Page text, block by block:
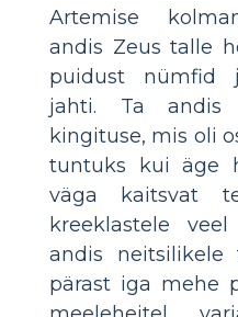
Artemise
andis Zeus talle
puidust nümfid
jahti. Ta andis
kingituse, mis oli
tuntuks kui äge
väga kaitsvat
kreeklastele
andis neitsilikele
pärast iga mehe